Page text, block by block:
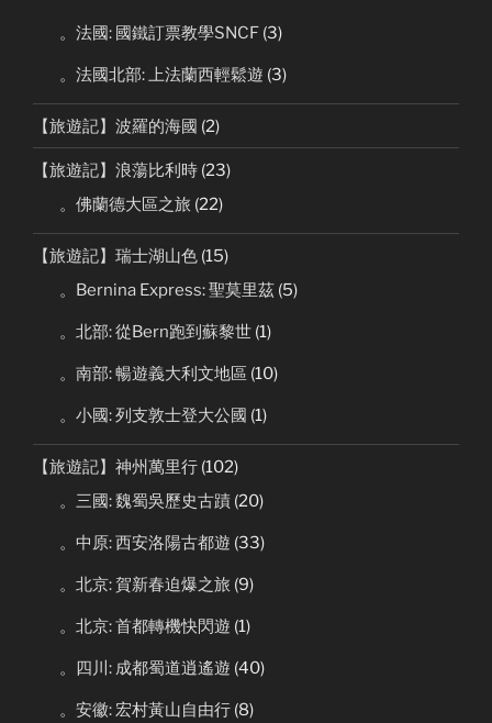
。法國: 國鐵訂票教學SNCF (3)
。法國北部: 上法蘭西輕鬆遊 (3)
【旅遊記】波羅的海國 (2)
【旅遊記】浪蕩比利時 (23)
。佛蘭德大區之旅 (22)
【旅遊記】瑞士湖山色 (15)
。Bernina Express: 聖莫里茲 (5)
。北部: 從Bern跑到蘇黎世 (1)
。南部: 暢遊義大利文地區 (10)
。小國: 列支敦士登大公國 (1)
【旅遊記】神州萬里行 (102)
。三國: 魏蜀吳歷史古蹟 (20)
。中原: 西安洛陽古都遊 (33)
。北京: 賀新春迫爆之旅 (9)
。北京: 首都轉機快閃遊 (1)
。四川: 成都蜀道逍遙遊 (40)
。安徽: 宏村黃山自由行 (8)